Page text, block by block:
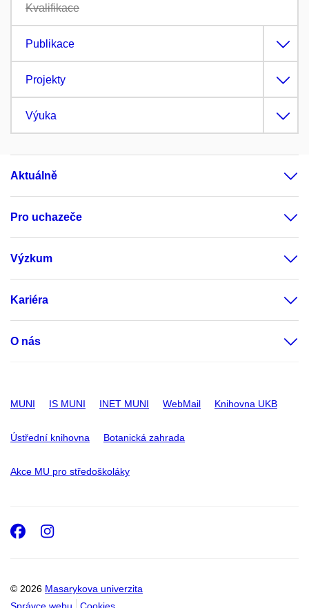
Kvalifikace
Publikace
Projekty
Výuka
Aktuálně
Pro uchazeče
Výzkum
Kariéra
O nás
MUNI IS MUNI INET MUNI WebMail Knihovna UKB
Ústřední knihovna Botanická zahrada
Akce MU pro středoškoláky
© 2026 Masarykova univerzita
Facebook
Instagram